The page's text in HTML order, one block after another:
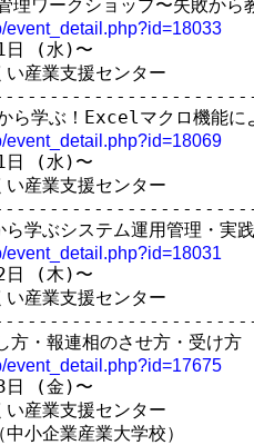
理ワークショップ〜失敗から
event_detail.php?id=18033
(水)〜
産業支援センター
ら学ぶ！Excelマクロ機能に
event_detail.php?id=18069
(水)〜
産業支援センター
学ぶシステム運用管理・実
event_detail.php?id=18031
(木)〜
産業支援センター
方・報連相のさせ方・受け方
event_detail.php?id=17675
(金)〜
い産業支援センター
小企業産業大学校）